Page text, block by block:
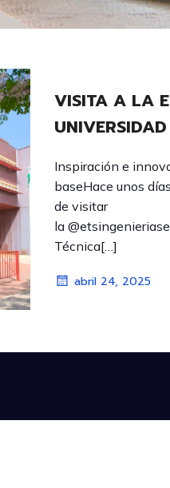
VISITA A LA
Inspiración e
baseHace unos
de visitar
la
Técnica[…]
abril 24, 2025